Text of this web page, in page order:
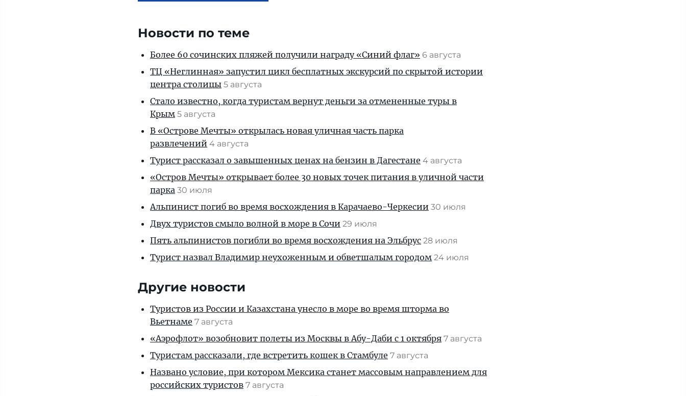
Новости по теме
Более 60 сочинских пляжей получили награду «Синий флаг» 6 августа
ТЦ «Неглинная» запустил цикл бесплатных экскурсий по скрытой истории
центра столицы 5 августа
Стало известно, когда туристам вернут деньги за отмененные туры в
Крым 5 августа
В «Острове Мечты» открылась новая уличная часть парка
развлечений 4 августа
Турист рассказал о завышенных ценах на бензин в Дагестане 4 августа
«Остров Мечты» открывает более 30 новых точек питания в уличной части
парка 30 июля
Альпинист погиб во время восхождения в Карачаево-Черкесии 30 июля
Двух туристов смыло волной в море в Сочи 29 июля
Пять альпинистов погибли во время восхождения на Эльбрус 28 июля
Турист назвал Владимир неухоженным и обветшалым городом 24 июля
Другие новости
Туристов из России и Казахстана унесло в море во время шторма во
Вьетнаме 7 августа
«Аэрофлот» возобновит полеты из Москвы в Абу-Даби с 1 октября 7 августа
Туристам рассказали, где встретить кошек в Стамбуле 7 августа
Названо условие, при котором Мексика станет массовым направлением для
российских туристов 7 августа